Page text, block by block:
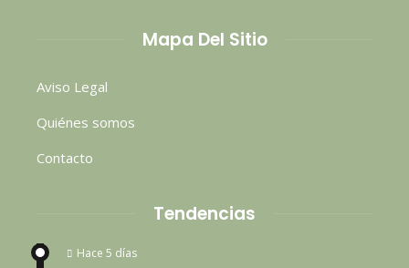
Mapa Del Sitio
Aviso Legal
Quiénes somos
Contacto
Tendencias
Hace 5 días